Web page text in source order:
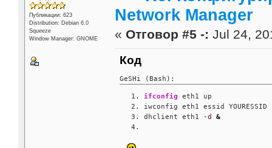
Публикации: 623
Distribution: Debian 6.0
Squeeze
Window Manager: GNOME
Network Manager
« Отговор #5 -: Jul 24,
Код
GeSHi (Bash):
ifconfig eth1 up
iwconfig eth1 essid YOURESSID
dhclient eth1 -d &